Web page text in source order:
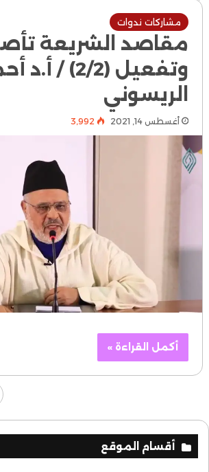
مشاركات ندوات
مقاصد الشريعة
وتفعيل (2/2) /
الريسوني
أغسطس 14, 2021 3٬992
أكمل القراءة »
أقسام الموقع